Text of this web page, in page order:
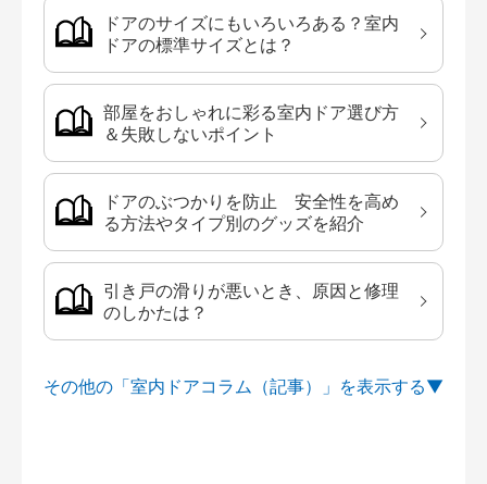
ドアのサイズにもいろいろある？室内
ドアの標準サイズとは？
部屋をおしゃれに彩る室内ドア選び方
＆失敗しないポイント
ドアのぶつかりを防止 安全性を高め
る方法やタイプ別のグッズを紹介
引き戸の滑りが悪いとき、原因と修理
のしかたは？
その他の「室内ドアコラム（記事）」を